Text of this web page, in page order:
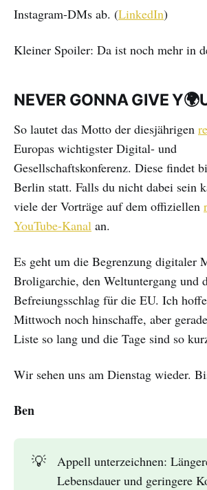
Instagram-DMs ab. (LinkedIn)
Kleiner Spoiler: Da ist noch mehr in
NEVER GONNA GIVE
So lautet das Motto der diesjährigen
Europas wichtigster Digital- und
Gesellschaftskonferenz. Diese findet
Berlin statt. Falls du nicht dabei sein
viele der Vorträge auf dem offiziellen
YouTube-Kanal an.
Es geht um die Begrenzung digitaler
Broligarchie, den Weltuntergang und
Befreiungsschlag für die EU. Ich
Mittwoch noch hinschaffe, aber
Liste so lang und die Tage sind so
Wir sehen uns am Dienstag wieder.
Ben
💡
Appell unterzeichnen:
Lebensdauer und geringere